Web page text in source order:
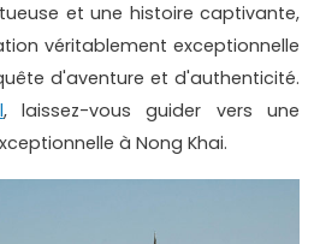
et une histoire captivante,
véritablement exceptionnelle
d'aventure et d'authenticité.
, laissez-vous guider vers une
à Nong Khai.